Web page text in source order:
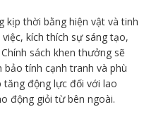
kịp thời bằng hiện vật và tinh
kích thích sự sáng tạo,
sách khen thưởng sẽ
tính cạnh tranh và phù
động lực đối với lao
động giỏi từ bên ngoài.